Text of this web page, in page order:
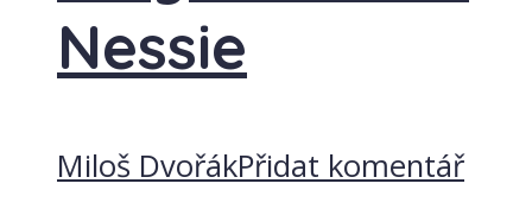
Nessie
Miloš DvořákPřidat komentář